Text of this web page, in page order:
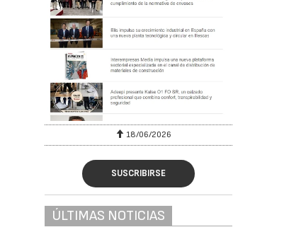
18/06/2026
SUSCRIBIRSE
ÚLTIMAS NOTICIAS